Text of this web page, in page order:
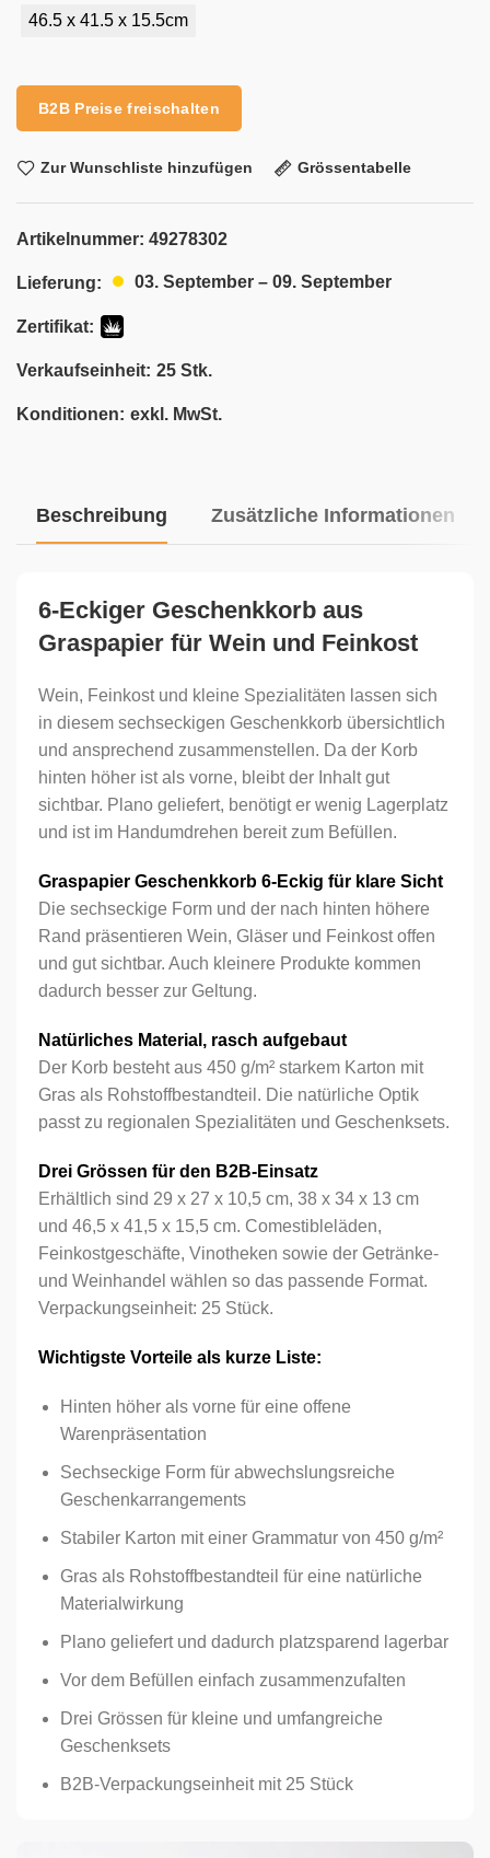
46.5 x 41.5 x 15.5cm
B2B Preise freischalten
Zur Wunschliste hinzufügen Grössentabelle
Artikelnummer: 49278302
Lieferung: 03. September – 09. September
Zertifikat:
Verkaufseinheit: 25 Stk.
Konditionen: exkl. MwSt.
Beschreibung Zusätzliche Informationen
6-Eckiger Geschenkkorb aus
Graspapier für Wein und Feinkost
Wein, Feinkost und kleine Spezialitäten lassen sich
in diesem sechseckigen Geschenkkorb übersichtlich
und ansprechend zusammenstellen. Da der Korb
hinten höher ist als vorne, bleibt der Inhalt gut
sichtbar. Plano geliefert, benötigt er wenig Lagerplatz
und ist im Handumdrehen bereit zum Befüllen.
Graspapier Geschenkkorb 6-Eckig für klare Sicht
Die sechseckige Form und der nach hinten höhere
Rand präsentieren Wein, Gläser und Feinkost offen
und gut sichtbar. Auch kleinere Produkte kommen
dadurch besser zur Geltung.
Natürliches Material, rasch aufgebaut
Der Korb besteht aus 450 g/m² starkem Karton mit
Gras als Rohstoffbestandteil. Die natürliche Optik
passt zu regionalen Spezialitäten und Geschenksets.
Drei Grössen für den B2B-Einsatz
Erhältlich sind 29 x 27 x 10,5 cm, 38 x 34 x 13 cm
und 46,5 x 41,5 x 15,5 cm. Comestibleläden,
Feinkostgeschäfte, Vinotheken sowie der Getränke-
und Weinhandel wählen so das passende Format.
Verpackungseinheit: 25 Stück.
Wichtigste Vorteile als kurze Liste:
Hinten höher als vorne für eine offene
Warenpräsentation
Sechseckige Form für abwechslungsreiche
Geschenkarrangements
Stabiler Karton mit einer Grammatur von 450 g/m²
Gras als Rohstoffbestandteil für eine natürliche
Materialwirkung
Plano geliefert und dadurch platzsparend lagerbar
Vor dem Befüllen einfach zusammenzufalten
Drei Grössen für kleine und umfangreiche
Geschenksets
B2B-Verpackungseinheit mit 25 Stück